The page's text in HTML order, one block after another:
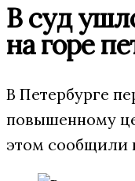
В суд
на горе
В Петербурге
повышенному
этом сообщили